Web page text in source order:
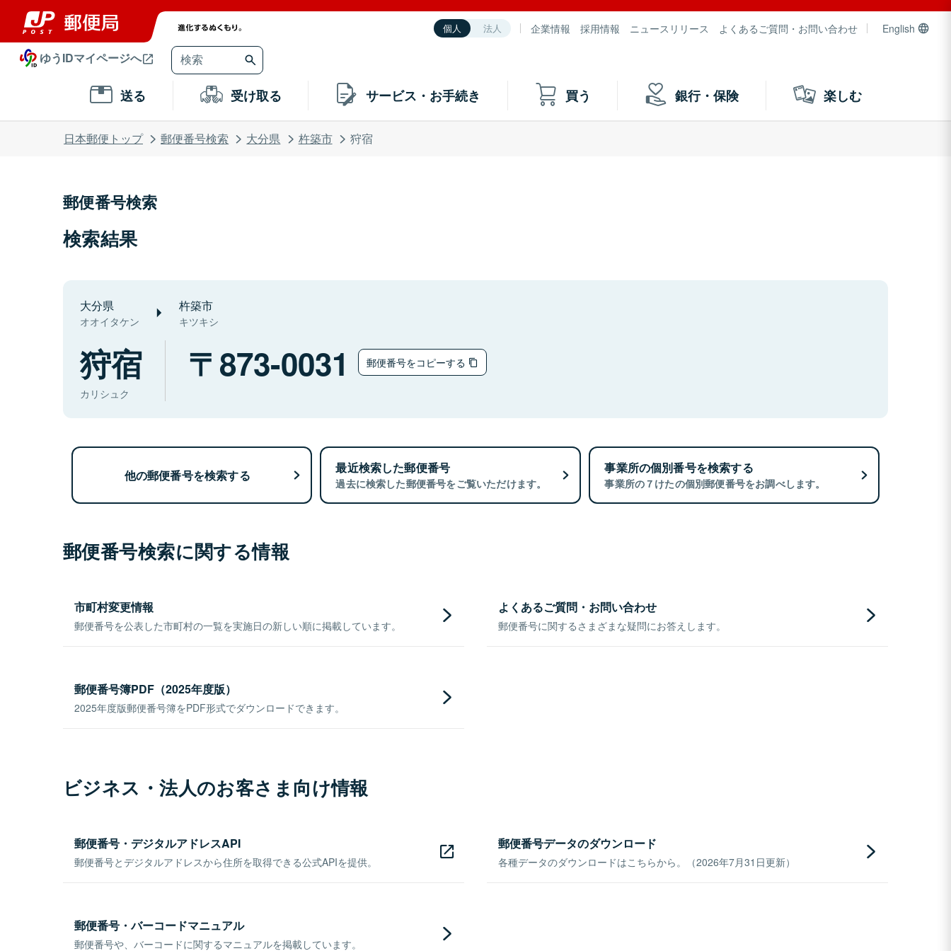
個人 法人 企業情報 採用情報 ニュースリリース よくあるご質問・お問い合わせ English
ゆうIDマイページへ
送る 受け取る サービス・お手続き 買う 銀行・保険 楽しむ
日本郵便トップ 郵便番号検索 大分県 杵築市 狩宿
郵便番号検索
検索結果
大分県
オオイタケン
杵築市
キツキシ
狩宿
カリシュク
873-0031 郵便番号をコピーする
他の郵便番号を検索する 最近検索した郵便番号
過去に検索した郵便番号をご覧いただけます。
事業所の個別番号を検索する
事業所の７けたの個別郵便番号をお調べします。
郵便番号検索に関する情報
市町村変更情報
郵便番号を公表した市町村の一覧を実施日の新しい順に掲載しています。
よくあるご質問・お問い合わせ
郵便番号に関するさまざまな疑問にお答えします。
郵便番号簿PDF（2025年度版）
2025年度版郵便番号簿をPDF形式でダウンロードできます。
ビジネス・法人のお客さま向け情報
郵便番号・デジタルアドレスAPI
郵便番号とデジタルアドレスから住所を取得できる公式APIを提供。
郵便番号データのダウンロード
各種データのダウンロードはこちらから。（2026年7月31日更新）
郵便番号・バーコードマニュアル
郵便番号や、バーコードに関するマニュアルを掲載しています。